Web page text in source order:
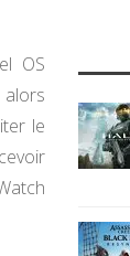
OS
le